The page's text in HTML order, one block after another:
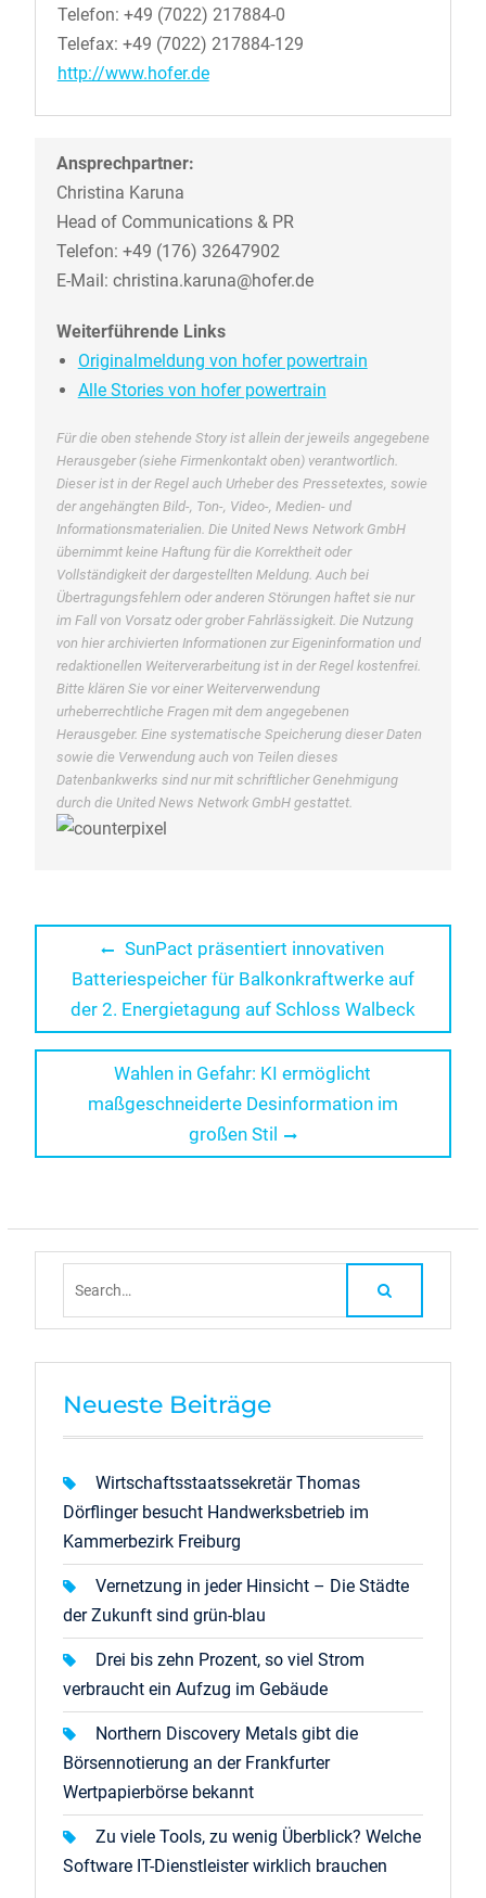
Telefon: +49 (7022) 217884-0
Telefax: +49 (7022) 217884-129
http://www.hofer.de
Ansprechpartner:
Christina Karuna
Head of Communications & PR
Telefon: +49 (176) 32647902
E-Mail: christina.karuna@hofer.de
Weiterführende Links
Originalmeldung von hofer powertrain
Alle Stories von hofer powertrain
Für die oben stehende Story ist allein der jeweils angegebene
Herausgeber (siehe Firmenkontakt oben) verantwortlich.
Dieser ist in der Regel auch Urheber des Pressetextes, sowie
der angehängten Bild-, Ton-, Video-, Medien- und
Informationsmaterialien. Die United News Network GmbH
übernimmt keine Haftung für die Korrektheit oder
Vollständigkeit der dargestellten Meldung. Auch bei
Übertragungsfehlern oder anderen Störungen haftet sie nur
im Fall von Vorsatz oder grober Fahrlässigkeit. Die Nutzung
von hier archivierten Informationen zur Eigeninformation und
redaktionellen Weiterverarbeitung ist in der Regel kostenfrei.
Bitte klären Sie vor einer Weiterverwendung
urheberrechtliche Fragen mit dem angegebenen
Herausgeber. Eine systematische Speicherung dieser Daten
sowie die Verwendung auch von Teilen dieses
Datenbankwerks sind nur mit schriftlicher Genehmigung
durch die United News Network GmbH gestattet.
Beitragsnavigation
Previous
post:
SunPact präsentiert innovativen
Batteriespeicher für Balkonkraftwerke auf
der 2. Energietagung auf Schloss Walbeck
Next
post:
Wahlen in Gefahr: KI ermöglicht
maßgeschneiderte Desinformation im
großen Stil
Neueste Beiträge
Wirtschaftsstaatssekretär Thomas
Dörflinger besucht Handwerksbetrieb im
Kammerbezirk Freiburg
Vernetzung in jeder Hinsicht – Die Städte
der Zukunft sind grün-blau
Drei bis zehn Prozent, so viel Strom
verbraucht ein Aufzug im Gebäude
Northern Discovery Metals gibt die
Börsennotierung an der Frankfurter
Wertpapierbörse bekannt
Zu viele Tools, zu wenig Überblick? Welche
Software IT-Dienstleister wirklich brauchen